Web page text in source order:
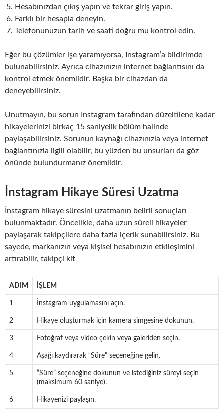
Hesabınızdan çıkış yapın ve tekrar giriş yapın.
Farklı bir hesapla deneyin.
Telefonunuzun tarih ve saati doğru mu kontrol edin.
Eğer bu çözümler işe yaramıyorsa, Instagram’a bildirimde
bulunabilirsiniz. Ayrıca cihazınızın internet bağlantısını da
kontrol etmek önemlidir. Başka bir cihazdan da
deneyebilirsiniz.
Unutmayın, bu sorun Instagram tarafından düzeltilene kadar
hikayelerinizi birkaç 15 saniyelik bölüm halinde
paylaşabilirsiniz. Sorunun kaynağı cihazınızla veya internet
bağlantınızla ilgili olabilir, bu yüzden bu unsurları da göz
önünde bulundurmanız önemlidir.
İnstagram Hikaye Süresi Uzatma
İnstagram hikaye süresini uzatmanın belirli sonuçları
bulunmaktadır. Öncelikle, daha uzun süreli hikayeler
paylaşarak takipçilere daha fazla içerik sunabilirsiniz. Bu
sayede, markanızın veya kişisel hesabınızın etkileşimini
artırabilir, takipçi kit
ADIM İŞLEM
1 İnstagram uygulamasını açın.
2 Hikaye oluşturmak için kamera simgesine dokunun.
3 Fotoğraf veya video çekin veya galeriden seçin.
4 Aşağı kaydırarak “Süre” seçeneğine gelin.
5
“Süre” seçeneğine dokunun ve istediğiniz süreyi seçin
(maksimum 60 saniye).
6 Hikayenizi paylaşın.